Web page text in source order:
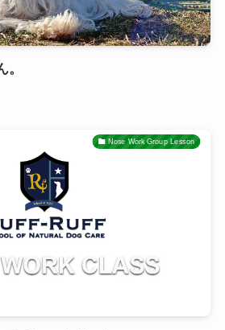
Nose Work Group Lesson